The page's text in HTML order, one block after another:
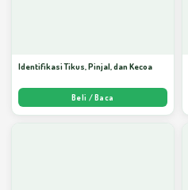
Identifikasi Tikus, Pinjal, dan Kecoa
Beli / Baca